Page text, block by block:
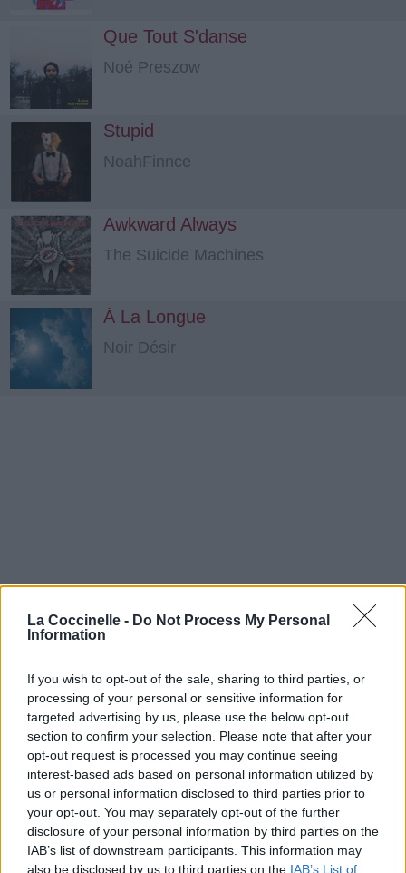
La Coccinelle - Do Not Process My Personal
Information
If you wish to opt-out of the sale, sharing to third parties, or
processing of your personal or sensitive information for
targeted advertising by us, please use the below opt-out
section to confirm your selection. Please note that after your
opt-out request is processed you may continue seeing
interest-based ads based on personal information utilized by
us or personal information disclosed to third parties prior to
your opt-out. You may separately opt-out of the further
disclosure of your personal information by third parties on the
IAB’s list of downstream participants. This information may
also be disclosed by us to third parties on the IAB’s List of
Que Tout S'danse
Noé Preszow
Stupid
NoahFinnce
Awkward Always
The Suicide Machines
À La Longue
Noir Désir
Les Persiennes
Noir Désir
Danse Sur Le Feu Maria
Noir Désir